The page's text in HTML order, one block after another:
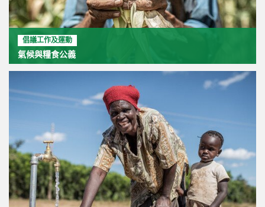
倡議工作及運動
氣候與糧食公義